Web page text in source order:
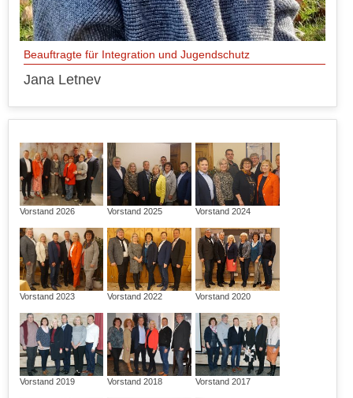
Beauftragte für Integration und Jugendschutz
Jana Letnev
Vorstand 2026 Vorstand 2025 Vorstand 2024
Vorstand 2023 Vorstand 2022 Vorstand 2020
Vorstand 2019 Vorstand 2018 Vorstand 2017